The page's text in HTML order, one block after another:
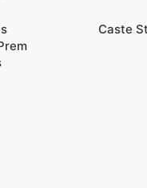
Caste